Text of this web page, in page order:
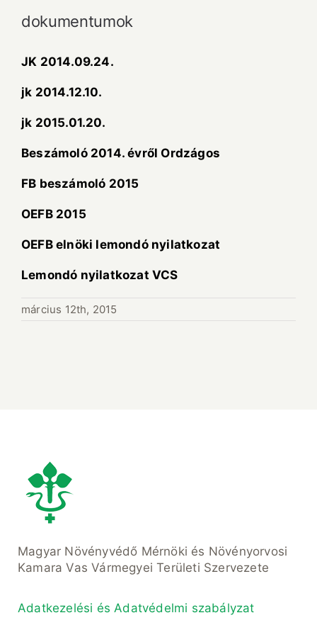
dokumentumok
JK 2014.09.24.
jk 2014.12.10.
jk 2015.01.20.
Beszámoló 2014. évről Ordzágos
FB beszámoló 2015
OEFB 2015
OEFB elnöki lemondó nyilatkozat
Lemondó nyilatkozat VCS
március 12th, 2015
Magyar Növényvédő Mérnöki és Növényorvosi
Kamara Vas Vármegyei Területi Szervezete
Adatkezelési és Adatvédelmi szabályzat